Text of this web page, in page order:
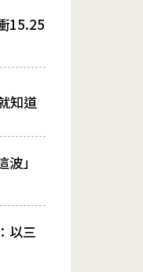
15.25
知道
」
以三